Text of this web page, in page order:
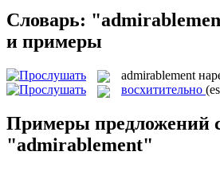
Словарь:
и примеры
admirablement
восхитительно
Примеры предложений
"admirablement"